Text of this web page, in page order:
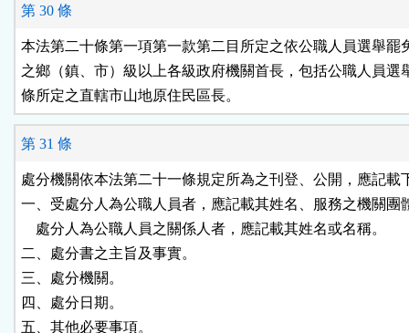
第 30 條
本法第二十條第一項第一款第二目所定之依公職人員選舉罷
之鄉（鎮、市）級以上各級政府機關首長，包括公職人員選
條所定之直轄市山地原住民區長。
第 31 條
處分機關依本法第二十一條規定所為之刊登、公開，應記載
一、受處分人為公職人員者，應記載其姓名、服務之機關團
    處分人為公職人員之關係人者，應記載其姓名或名稱。
二、處分書之主旨及事實。
三、處分機關。
四、處分日期。
五、其他必要事項。